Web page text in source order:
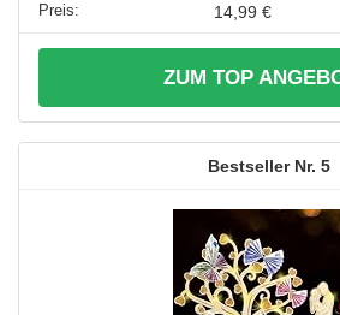
14,99 €
ZUM TOP
5